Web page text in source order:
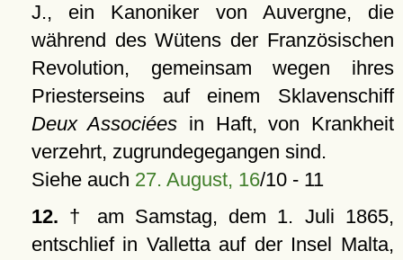
J., ein Kanoniker von Auvergne, die
während des Wütens der Französischen
Revolution, gemeinsam wegen ihres
Priesterseins auf einem Sklavenschiff
Deux Associées in Haft, von Krankheit
verzehrt, zugrundegegangen sind.
Siehe auch 27. August, 16/10 - 11
12. † am Samstag, dem 1. Juli 1865,
entschlief in Valletta auf der Insel Malta,